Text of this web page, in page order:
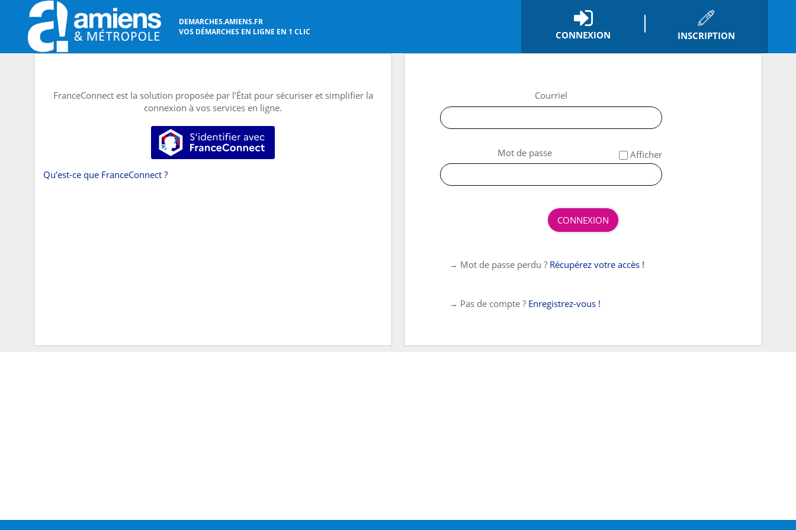
DEMARCHES.AMIENS.FR
VOS DÉMARCHES EN LIGNE EN 1 CLIC
CONNEXION INSCRIPTION
FranceConnect est la solution proposée par l’État pour sécuriser et simplifier la
connexion à vos services en ligne.
S’identifier avec FranceConnect
Qu’est-ce que FranceConnect ?
Courriel
*
Mot de passe Afficher
CONNEXION
→ Mot de passe perdu ? Récupérez votre accès !
→ Pas de compte ? Enregistrez-vous !